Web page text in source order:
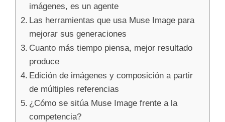
imágenes, es un agente
Las herramientas que usa Muse Image para
mejorar sus generaciones
Cuanto más tiempo piensa, mejor resultado
produce
Edición de imágenes y composición a partir
de múltiples referencias
¿Cómo se sitúa Muse Image frente a la
competencia?